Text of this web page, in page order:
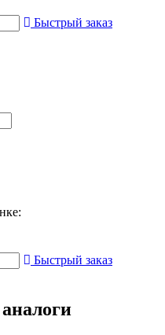
Быстрый заказ
Быстрый заказ